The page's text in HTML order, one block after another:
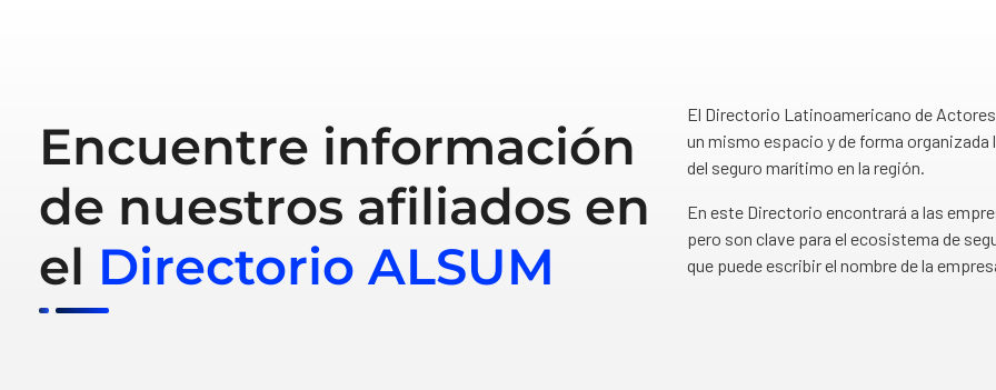
Encuentre información
de nuestros afiliados en
el Directorio ALSUM
El Directorio Latinoamericano de
un mismo espacio y de forma
del seguro marítimo en la región.
En este Directorio encontrará a las
pero son clave para el ecosistema de
que puede escribir el nombre de la